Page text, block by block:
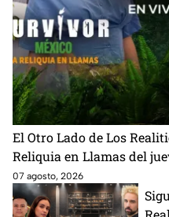
El Otro Lado de Los
Reliquia en Llamas del
07 agosto, 2026